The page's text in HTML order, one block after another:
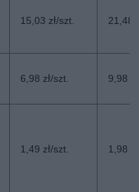
15,03 zł/szt. 21,48
6,98 zł/szt. 9,98
1,49 zł/szt. 1,98